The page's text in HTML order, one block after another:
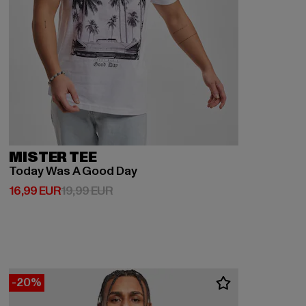
MISTER TEE
Today Was A Good Day
16,99 EUR
Derzeitiger Preis: 16,99 EUR
19,99 EURAktionspreis: 19,99 EUR
-20%